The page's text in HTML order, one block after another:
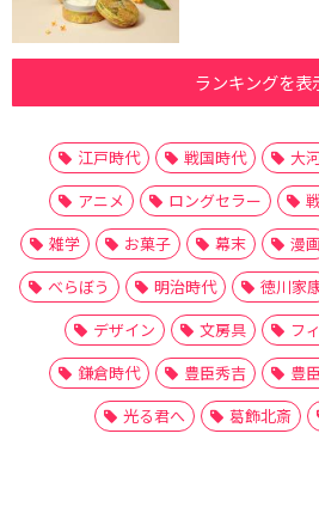
ランキングを表
江戸時代 戦国時代 大
アニメ
ロングセラー
雑学
お菓子 幕末 漫
べらぼう
明治時代 徳川家
デザイン
文房具 フ
鎌倉時代
豊臣秀吉 豊
光る君へ
葛飾北斎